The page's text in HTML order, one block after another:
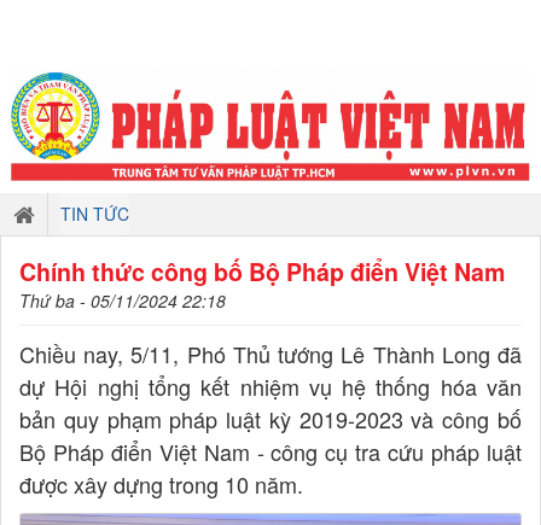
TIN TỨC
Chính thức công bố Bộ Pháp điển Việt Nam
Thứ ba - 05/11/2024 22:18
Chiều nay, 5/11, Phó Thủ tướng Lê Thành Long đã
dự Hội nghị tổng kết nhiệm vụ hệ thống hóa văn
bản quy phạm pháp luật kỳ 2019-2023 và công bố
Bộ Pháp điển Việt Nam - công cụ tra cứu pháp luật
được xây dựng trong 10 năm.